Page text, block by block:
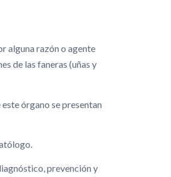
alguna razón o agente
de las faneras (uñas y
órgano se presentan
prevención y